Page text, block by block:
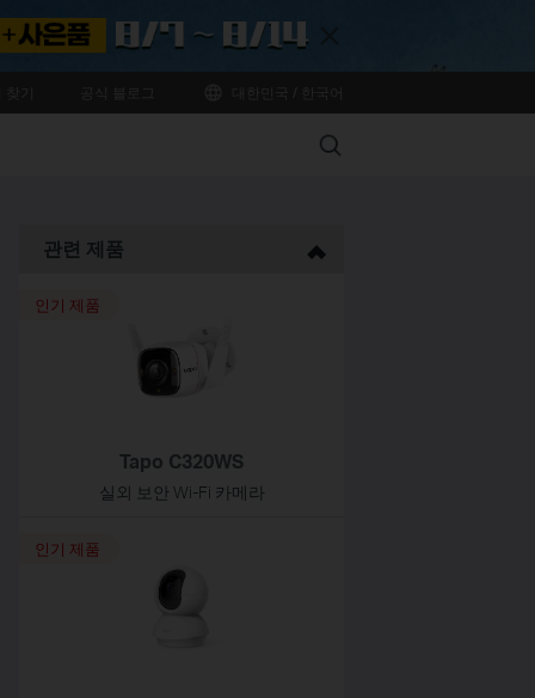
Search
관련 제품
Tapo C320WS
실외 보안 Wi-Fi 카메라
인기 제품
인기 제품